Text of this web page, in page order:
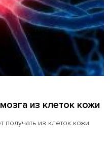
из клеток кожи
получать из клеток кожи